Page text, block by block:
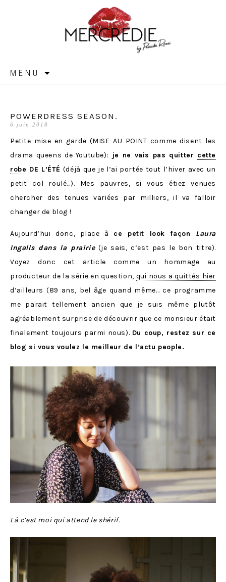
MERCREDIE
MENU
POWERDRESS SEASON.
6 juin 2018
Petite mise en garde (MISE AU POINT comme disent les
drama queens de Youtube): je ne vais pas quitter cette
robe DE L’ÉTÉ (déjà que je l’ai portée tout l’hiver avec un
petit col roulé…). Mes pauvres, si vous étiez venues
chercher des tenues variées par milliers, il va falloir
changer de blog !
Aujourd’hui donc, place à ce petit look façon Laura
Ingalls dans la prairie(je sais, c’est pas le bon titre).
Voyez donc cet article comme un hommage au
producteur de la série en question, qui nous a quittés hier
d’ailleurs (89 ans, bel âge quand même… ce programme
me parait tellement ancien que je suis même plutôt
agréablement surprise de découvrir que ce monsieur était
finalement toujours parmi nous). Du coup, restez sur ce
blog si vous voulez le meilleur de l’actu people.
Là c’est moi qui attend le shérif.